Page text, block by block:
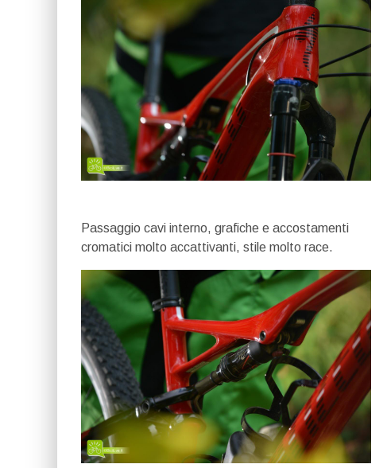
Passaggio cavi interno, grafiche e accostamenti
cromatici molto accattivanti, stile molto race.